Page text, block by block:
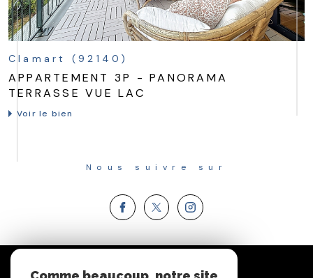
Clamart (92140)
APPARTEMENT 3P - PANORAMA
TERRASSE VUE LAC
Voir le bien
Nous suivre sur